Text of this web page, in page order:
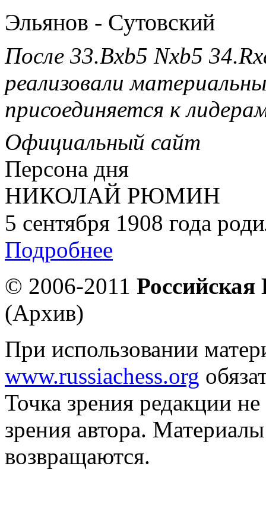
Эльянов - Сутовский
После 33.Bxb5 Nxb5
реализовали
присоединяется к
Официальный сайт
Персона дня
НИКОЛАЙ РЮМИН
5 сентября 1908 года
Подробнее
© 2006-2011
(Архив)
При использовании
www.russiachess.org
Точка зрения редакции не
зрения автора.
возвращаются.